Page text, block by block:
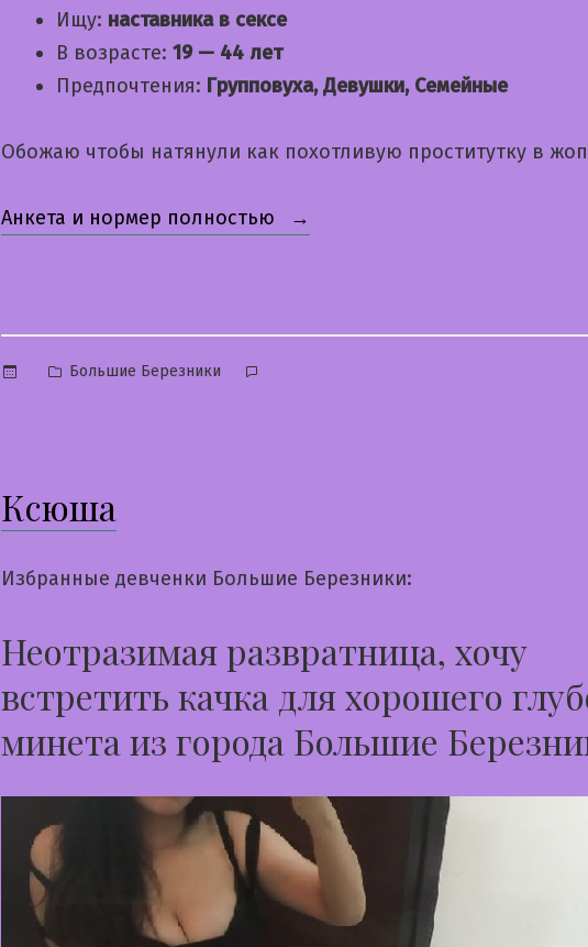
Ищу: наставника в сексе
В возрасте: 19 — 44 лет
Предпочтения: Групповуха, Девушки, Семейные
Обожаю чтобы натянули как похотливую проститутку в
Анкета и нормер полностью «Галя»
Опубликовано
Большие Березники
Ксюша
Избранные девченки Большие Березники:
Неотразимая развратница, хочу
встретить качка для хорошего
минета из города Большие